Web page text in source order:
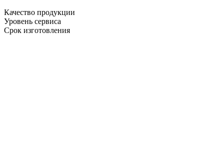
Качество продукции
Уровень сервиса
Срок изготовления